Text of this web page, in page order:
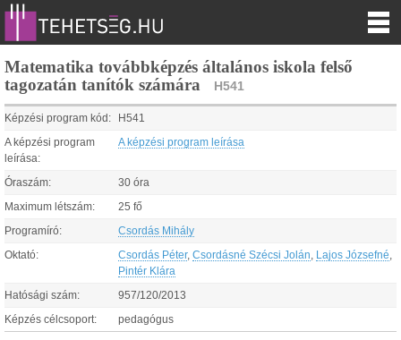
Matematika továbbképzés általános iskola felső
tagozatán tanítók számára
H541
Képzési program kód: H541
A képzési program
leírása:
A képzési program leírása
Óraszám: 30 óra
Maximum létszám: 25 fő
Programíró: Csordás Mihály
Oktató: Csordás Péter, Csordásné Szécsi Jolán Lajos Józsefné
Pintér Klára
Hatósági szám: 957/120/2013
Képzés célcsoport: pedagógus